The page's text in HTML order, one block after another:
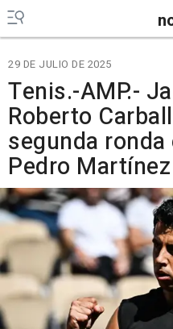
29 DE JULIO DE 2025
Tenis.-AMP.-
Roberto
segunda
Pedro